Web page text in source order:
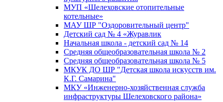
МУП «Шелеховские отопительные
котельные»
МАУ ШР "Оздоровительный центр"
Детский сад № 4 «Журавлик
Начальная школа - детский сад № 14
Средняя общеобразовательная школа № 2
Средняя общеобразовательная школа № 5
МКУК ДО ШР "Детская школа искусств им.
К.Г. Самарина"
МКУ «Инженерно-хозяйственная служба
инфраструктуры Шелеховского района»